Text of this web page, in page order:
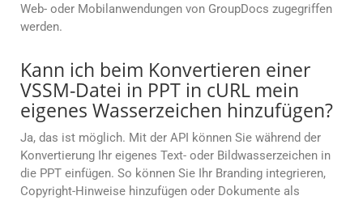
Web- oder Mobilanwendungen von GroupDocs zugegriffen
werden.
Kann ich beim Konvertieren einer
VSSM-Datei in PPT in cURL mein
eigenes Wasserzeichen hinzufügen?
Ja, das ist möglich. Mit der API können Sie während der
Konvertierung Ihr eigenes Text- oder Bildwasserzeichen in
die PPT einfügen. So können Sie Ihr Branding integrieren,
Copyright-Hinweise hinzufügen oder Dokumente als